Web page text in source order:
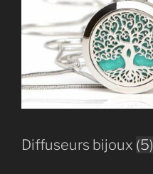
Diffuseurs bijoux (5)